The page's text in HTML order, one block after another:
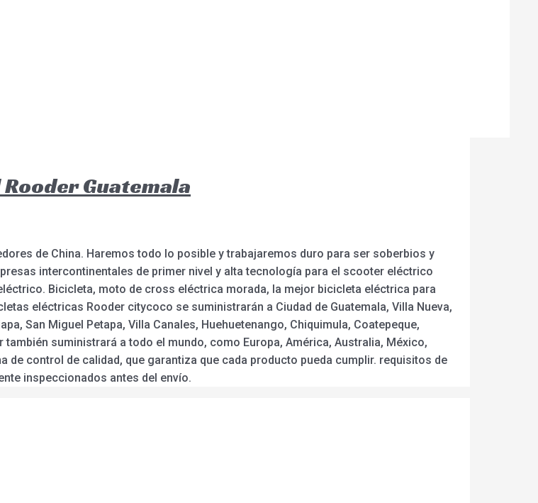
Guatemala
de China. Haremos todo lo posible y trabajaremos duro para ser soberbios y
intercontinentales de primer nivel y alta tecnología para el scooter eléctrico
Bicicleta, moto de cross eléctrica morada, la mejor bicicleta eléctrica para
eléctricas Rooder citycoco se suministrarán a Ciudad de Guatemala, Villa Nueva,
San Miguel Petapa, Villa Canales, Huehuetenango, Chiquimula, Coatepeque,
suministrará a todo el mundo, como Europa, América, Australia, México,
control de calidad, que garantiza que cada producto pueda cumplir. requisitos de
inspeccionados antes del envío.